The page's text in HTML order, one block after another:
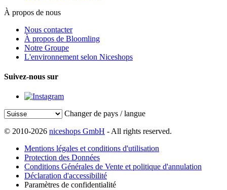
À propos de nous
Nous contacter
À propos de Bloomling
Notre Groupe
L'environnement selon Niceshops
Suivez-nous sur
Changer de pays / langue
© 2010-2026 niceshops GmbH - All rights reserved.
Mentions légales et conditions d'utilisation
Protection des Données
Conditions Générales de Vente et politique d'annulation
Déclaration d'accessibilité
Paramètres de confidentialité